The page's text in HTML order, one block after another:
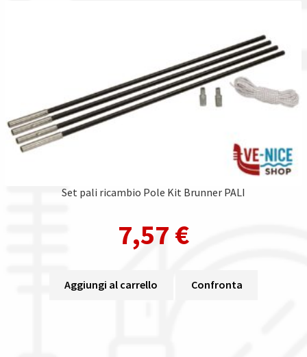
Set pali ricambio Pole Kit Brunner PALI
7,57 €
Aggiungi al carrello Confronta